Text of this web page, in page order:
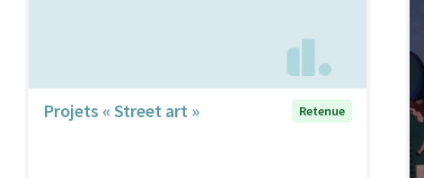
Projets « Street art » Retenue